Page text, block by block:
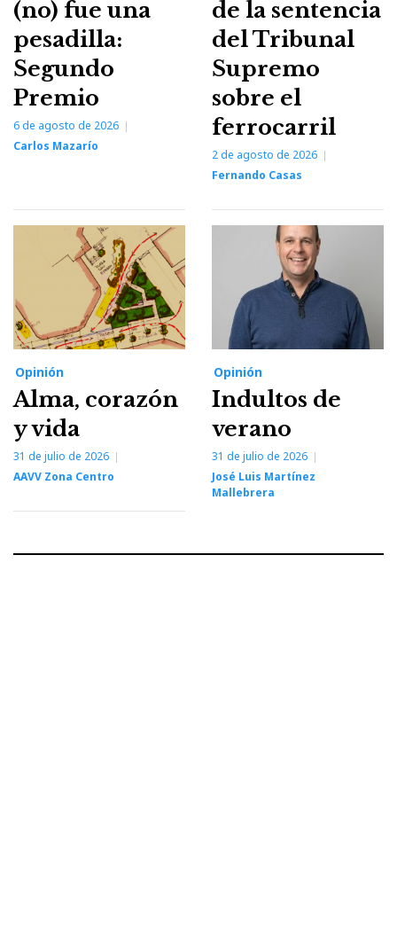
(no) fue una
pesadilla:
Segundo
Premio
6 de agosto de 2026
Carlos Mazarío
de la sentencia
del Tribunal
Supremo
sobre el
ferrocarril
2 de agosto de 2026
Fernando Casas
Opinión
Alma, corazón
y vida
31 de julio de 2026
AAVV Zona Centro
Opinión
Indultos de
verano
31 de julio de 2026
José Luis Martínez
Mallebrera